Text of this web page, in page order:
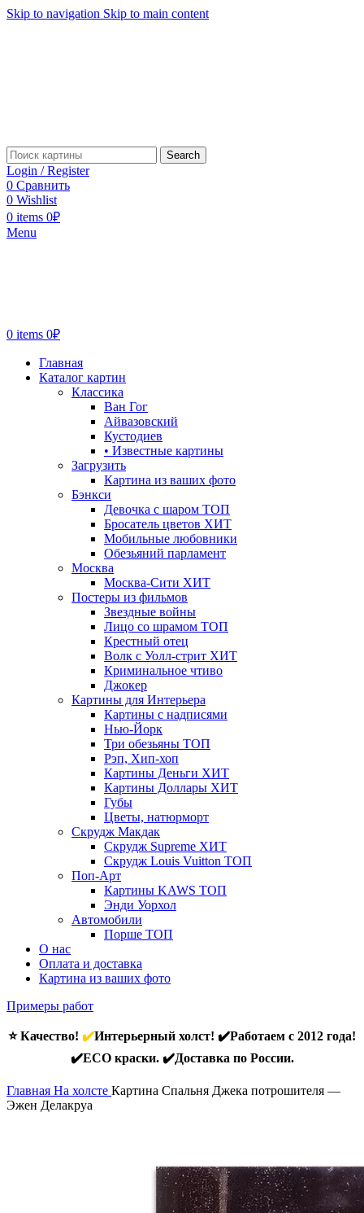
Skip to navigation Skip to main content
Search
Login / Register
0 Сравнить
0 Wishlist
0 items 0₽
Menu
0 items 0₽
Главная
Каталог картин
Классика
Ван Гог
Айвазовский
Кустодиев
• Известные картины
Загрузить
Картина из ваших фото
Бэнкси
Девочка с шаром ТОП
Бросатель цветов ХИТ
Мобильные любовники
Обезьяний парламент
Москва
Москва-Сити ХИТ
Постеры из фильмов
Звездные войны
Лицо со шрамом ТОП
Крестный отец
Волк с Уолл-стрит ХИТ
Криминальное чтиво
Джокер
Картины для Интерьера
Картины с надписями
Нью-Йорк
Три обезьяны ТОП
Рэп, Хип-хоп
Картины Деньги ХИТ
Картины Доллары ХИТ
Губы
Цветы, натюрморт
Скрудж Макдак
Скрудж Supreme ХИТ
Скрудж Louis Vuitton ТОП
Поп-Арт
Картины KAWS ТОП
Энди Уорхол
Автомобили
Порше ТОП
О нас
Оплата и доставка
Картина из ваших фото
Примеры работ
⭐ Качество! ✔️Интерьерный холст! ✔️Работаем с 2012 года!
✔️ECO краски. ✔️Доставка по России.
Главная На холсте Картина Спальня Джека потрошителя —
Эжен Делакруа